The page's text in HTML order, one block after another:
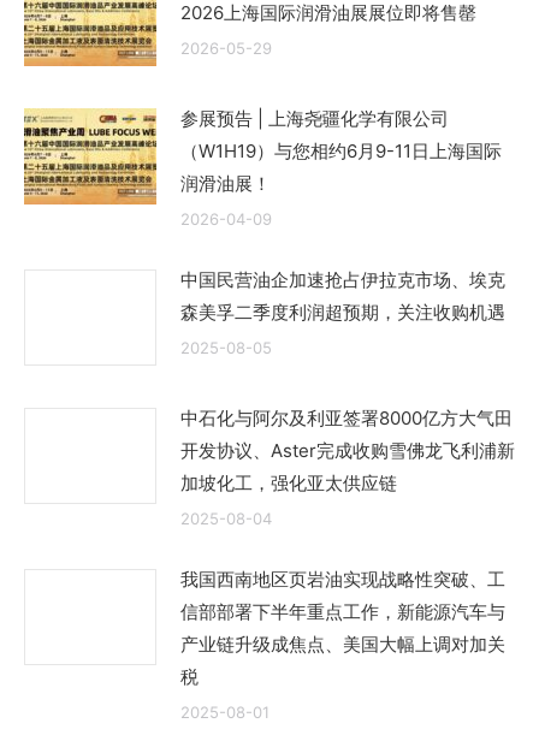
2026上海国际润滑油展展位即将售罄
2026-05-29
参展预告 | 上海尧疆化学有限公司
（W1H19）与您相约6月9-11日上海国际
润滑油展！
2026-04-09
中国民营油企加速抢占伊拉克市场、埃克
森美孚二季度利润超预期，关注收购机遇
2025-08-05
中石化与阿尔及利亚签署8000亿方大气田
开发协议、Aster完成收购雪佛龙飞利浦新
加坡化工，强化亚太供应链
2025-08-04
我国西南地区页岩油实现战略性突破、工
信部部署下半年重点工作，新能源汽车与
产业链升级成焦点、美国大幅上调对加关
税
2025-08-01